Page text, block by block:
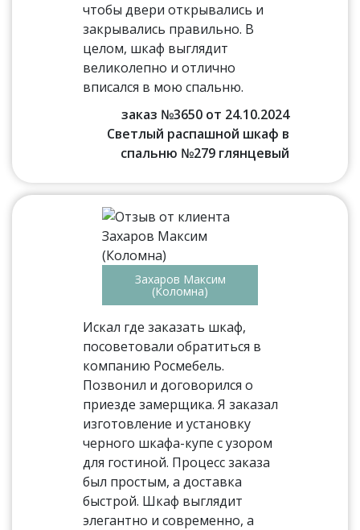
чтобы двери открывались и
закрывались правильно. В
целом, шкаф выглядит
великолепно и отлично
вписался в мою спальню.
заказ №3650 от 24.10.2024
Светлый распашной шкаф в
спальню №279 глянцевый
Захаров Максим
(Коломна)
Искал где заказать шкаф,
посоветовали обратиться в
компанию Росмебель.
Позвонил и договорился о
приезде замерщика. Я заказал
изготовление и установку
черного шкафа-купе с узором
для гостиной. Процесс заказа
был простым, а доставка
быстрой. Шкаф выглядит
элегантно и современно, а